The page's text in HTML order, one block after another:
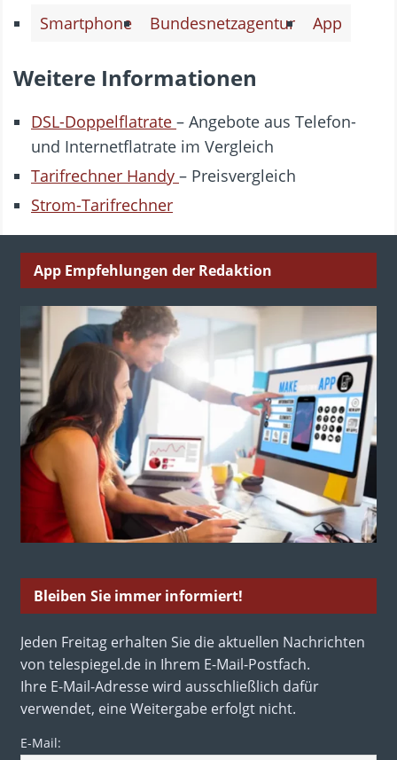
Smartphone
Bundesnetzagentur App
Weitere Informationen
DSL-Doppelflatrate – Angebote aus Telefon-
und Internetflatrate im Vergleich
Tarifrechner Handy – Preisvergleich
Strom-Tarifrechner
App Empfehlungen der Redaktion
Bleiben Sie immer informiert!
Jeden Freitag erhalten Sie die aktuellen Nachrichten
von telespiegel.de in Ihrem E-Mail-Postfach.
Ihre E-Mail-Adresse wird ausschließlich dafür
verwendet, eine Weitergabe erfolgt nicht.
E-Mail: